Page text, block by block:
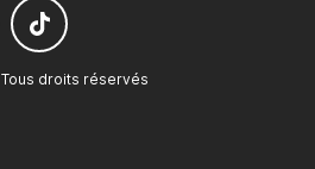
droits réservés